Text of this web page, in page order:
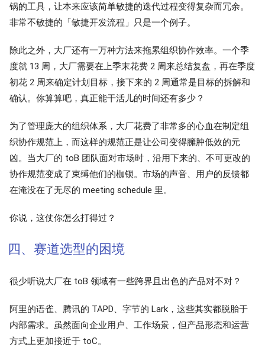
锅的工具，让本来应该简单敏捷的迭代过程变得复杂而冗余。
非常不敏捷的「敏捷开发流程」只是一个例子。
除此之外，大厂还有一万种方法来拖累组织协作效率。一个季
度就 13 周，大厂需要在上季末花费 2 周来总结复盘，再在季度
初花 2 周来确定计划目标，接下来的 2 周通常是目标的拆解和
确认。你算算吧，真正能干活儿的时间还有多少？
为了管理庞大的组织体系，大厂花费了非常多的心血在制定组
织协作规范上，而这样的规范正是让公司变得臃肿低效的元
凶。当大厂的 toB 团队面对市场时，沿用下来的、不可更改的
协作规范变成了束缚他们的枷锁。市场的声音、用户的反馈都
在淹没在了无尽的 meeting schedule 里。
你说，这仗你怎么打得过？
四、赛道选型的困境
很少听说大厂在 toB 领域有一些跨界且出色的产品对不对？
阿里的语雀、腾讯的 TAPD、字节的 Lark，这些其实都脱胎于
内部需求。虽然面向企业用户、工作场景，但产品形态和运营
方式上更加接近于 toC。